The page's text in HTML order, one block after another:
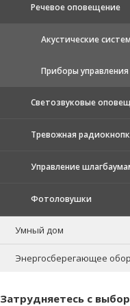
Речевое оповещение
Акустические
Приборы
Светозвуковые
Тревожная
Управление
Фотоловушки
Умный дом
Энергосберегающее
Затрудняетесь с